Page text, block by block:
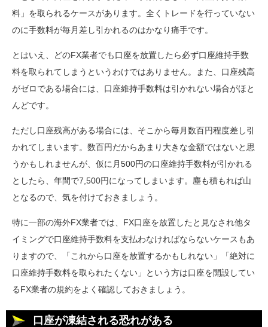
料」を取られるケースがあります。全くトレードを行っていない
のに手数料が毎月差し引かれるのはかなり痛手です。
とはいえ、どのFX業者でも口座を放置したら必ず口座維持手数
料を取られてしまうというわけではありません。また、口座残高
がゼロである場合には、口座維持手数料は引かれない場合がほと
んどです。
ただし口座残高がある場合には、そこから毎月数百円程度差し引
かれてしまいます。数百円だからあまり大きな金額ではないと思
うかもしれませんが、仮に月500円の口座維持手数料が引かれる
としたら、年間で7,500円になってしまいます。塵も積もれば山
となるので、気を付けておきましょう。
特に一部の海外FX業者では、FX口座を放置したと見なされ他タ
イミングで口座維持手数料を支払わなければならないケースもあ
りますので、「これから口座を放置するかもしれない」「絶対に
口座維持手数料を取られたくない」という方は口座を開設してい
るFX業者の規約をよく確認しておきましょう。
口座が凍結される恐れがある